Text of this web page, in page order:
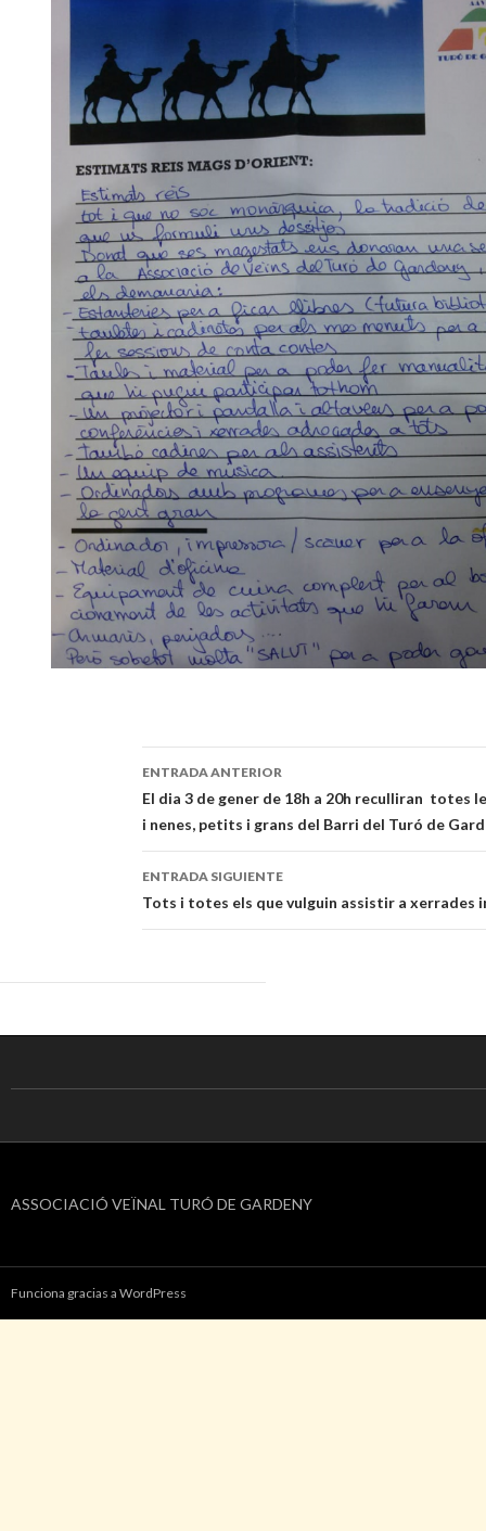
Navegación
de
entradas
ENTRADA ANTERIOR
El dia 3 de gener de 18h a 20h reculliran totes
i nenes, petits i grans del Barri del Turó de
ENTRADA SIGUIENTE
Tots i totes els que vulguin assistir a xerrades
ASSOCIACIÓ VEÏNAL TURÓ DE GARDENY
Funciona gracias a WordPress